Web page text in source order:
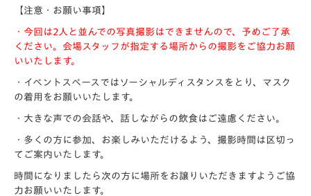
【注意・お願い事項】
・今回は2人と並んでの写真撮影はできませんので、予めご了承
ください。会場スタッフが指定する場所からの撮影をご協力お願
いいたします。
・イベントスペースではソーシャルディスタンスをとり、マスク
の着用をお願いいたします。
・大きな声での会話や、話しながらの飲食はご遠慮ください。
・多くの方に参加、お楽しみいただけるよう、撮影時間は区切っ
てご案内いたします。
時間になりましたら次の方に場所をお譲りいただきますようご協
力お願いいたします。